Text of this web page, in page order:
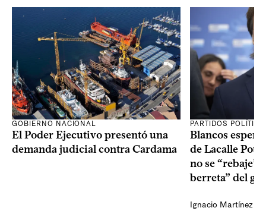
GOBIERNO NACIONAL
El Poder Ejecutivo presentó una
demanda judicial contra Cardama
PARTIDOS
Blancos
de Lacalle Pou
no se “rebaje”
berreta” del
Ignacio Martínez